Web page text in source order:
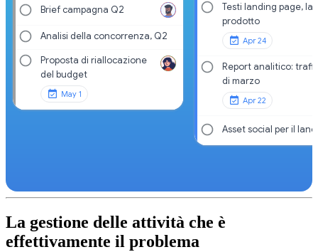
Brief campagna Q2
Analisi della concorrenza, Q2
Proposta di riallocazione
del budget
May 1
Testi landing page,
prodotto
Apr 24
Report analitico:
di marzo
Apr 22
Asset social per il
La gestione delle attività che è
effettivamente il problema